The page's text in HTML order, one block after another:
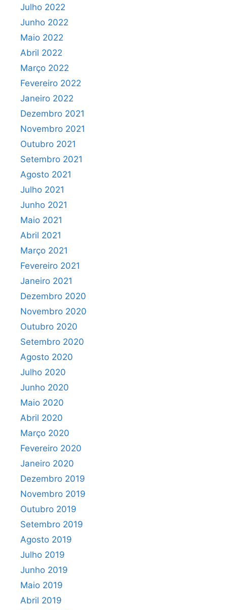
Julho 2022
Junho 2022
Maio 2022
Abril 2022
Março 2022
Fevereiro 2022
Janeiro 2022
Dezembro 2021
Novembro 2021
Outubro 2021
Setembro 2021
Agosto 2021
Julho 2021
Junho 2021
Maio 2021
Abril 2021
Março 2021
Fevereiro 2021
Janeiro 2021
Dezembro 2020
Novembro 2020
Outubro 2020
Setembro 2020
Agosto 2020
Julho 2020
Junho 2020
Maio 2020
Abril 2020
Março 2020
Fevereiro 2020
Janeiro 2020
Dezembro 2019
Novembro 2019
Outubro 2019
Setembro 2019
Agosto 2019
Julho 2019
Junho 2019
Maio 2019
Abril 2019